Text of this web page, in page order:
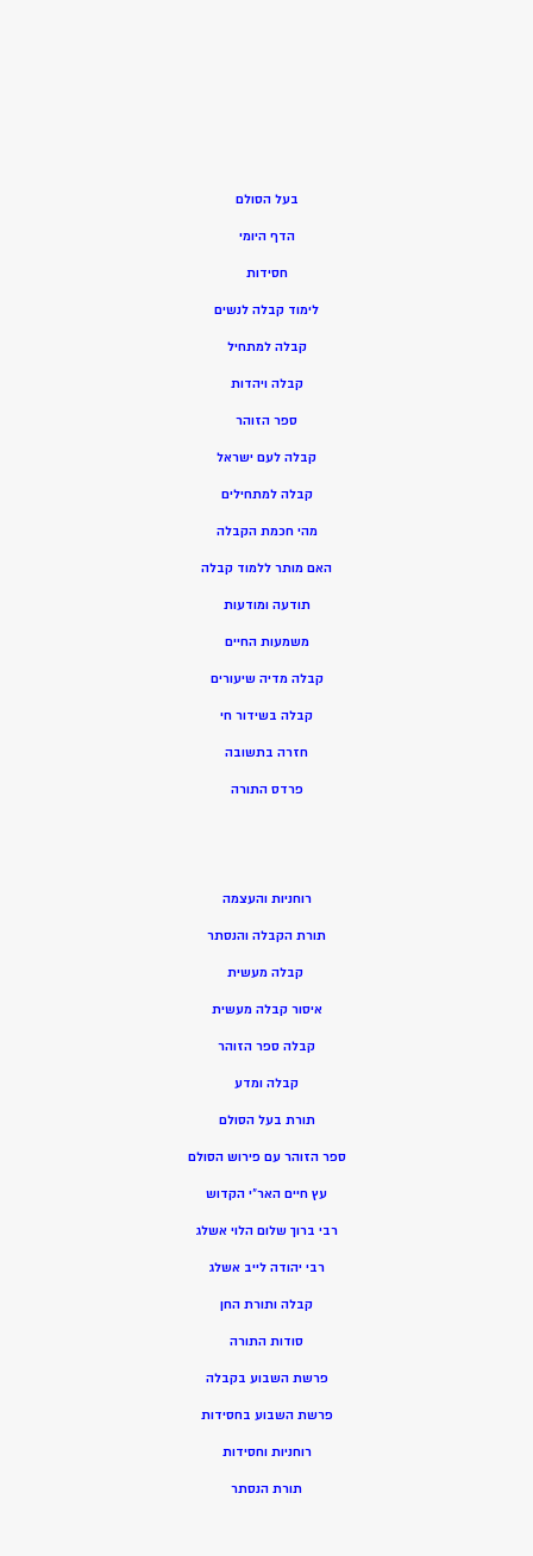
בעל הסולם
הדף היומי
חסידות
לימוד קבלה לנשים
קבלה למתחיל
קבלה ויהדות
ספר הזוהר
קבלה לעם ישראל
קבלה למתחילים
מהי חכמת הקבלה
האם מותר ללמוד קבלה
תודעה ומודעות
משמעות החיים
קבלה מדיה שיעורים
קבלה בשידור חי
חזרה בתשובה
פרדס התורה
רוחניות והעצמה
תורת הקבלה והנסתר
קבלה מעשית
איסור קבלה מעשית
קבלה ספר הזוהר
קבלה ומדע
תורת בעל הסולם
ספר הזוהר עם פירוש הסולם
עץ חיים האר”י הקדוש
רבי ברוך שלום הלוי אשלג
רבי יהודה לייב אשלג
קבלה ותורת החן
סודות התורה
פרשת השבוע בקבלה
פרשת השבוע בחסידות
רוחניות וחסידות
תורת הנסתר